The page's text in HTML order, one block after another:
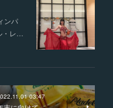
ンパ
・レ…
03:47